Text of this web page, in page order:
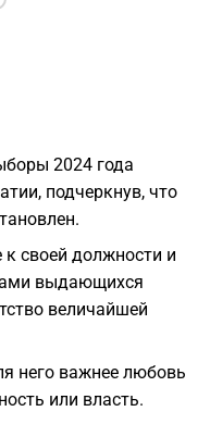
2024 года
подчеркнув, что
своей должности и
выдающихся
величайшей
него важнее любовь
или власть.